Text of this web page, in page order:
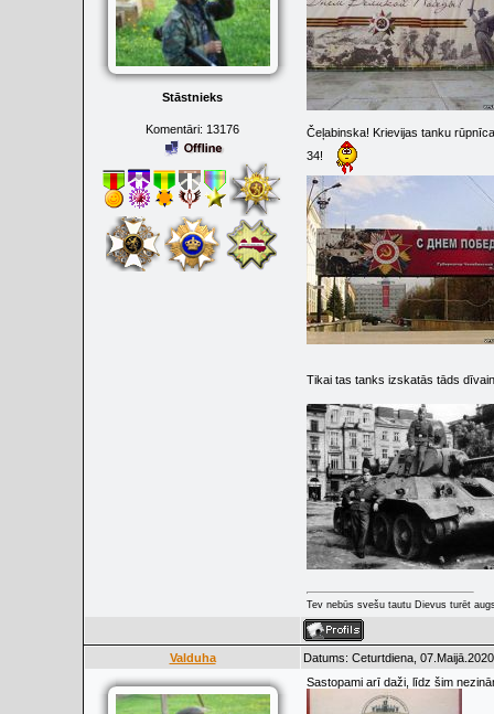
Stāstnieks
Komentāri: 13176
Čeļabinska! Krievijas tanku
34!
Tikai tas tanks izskatās tāds
Tev nebūs svešu tautu Dievus turēt
Valduha Datums: Ceturtdiena,
Sastopami arī daži, līdz šim